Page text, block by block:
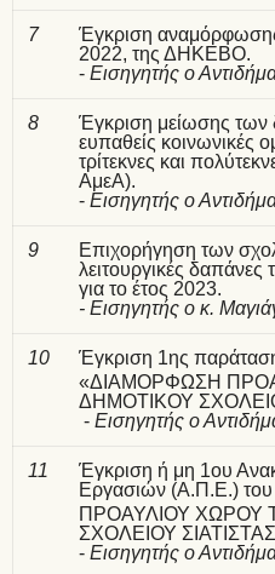
7
Έγκριση
2022, της ΔΗΚΕΒΟ.
-Εισηγητής ο
8
Έγκριση μείωσης των
ευπαθείς κοινωνικές
τρίτεκνες και
ΑμεΑ).
-Εισηγητής ο
9
Επιχορήγηση των
λειτουργικές
για το έτος 2023.
- Εισηγητής ο κ.
10
Έγκριση 1ης
«ΔΙΑΜΟΡΦΩΣΗ
ΔΗΜΟΤΙΚΟΥ
-Εισηγητής ο
11
Έγκριση ή μη 1ου
Εργασιών (Α.Π.Ε.)
ΠΡΟΑΥΛΙΟΥ ΧΩΡΟΥ
ΣΧΟΛΕΙΟΥ
-Εισηγητής ο